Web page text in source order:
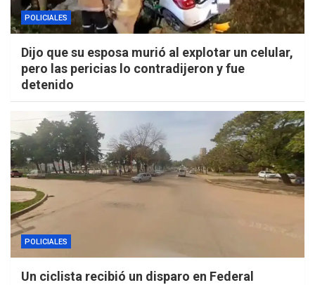
POLICIALES
Dijo que su esposa murió al explotar un celular,
pero las pericias lo contradijeron y fue
detenido
POLICIALES
Un ciclista recibió un disparo en Federal